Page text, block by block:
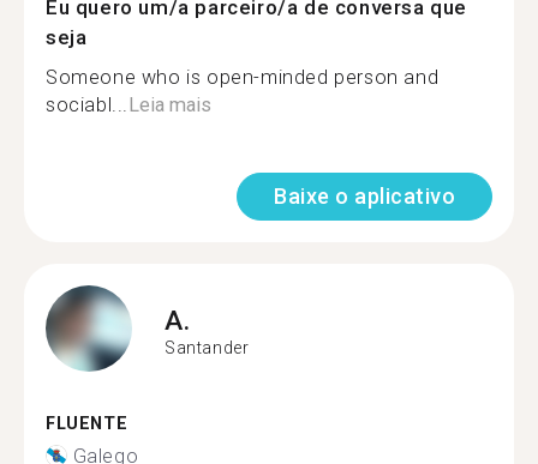
Eu quero um/a parceiro/a de conversa que
seja
Someone who is open-minded person and
sociabl...Leia mais
Baixe o aplicativo
A.
Santander
FLUENTE
Galego